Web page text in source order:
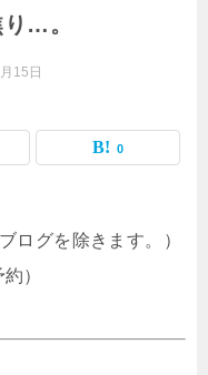
…。
15日
0
ログを除きます。）
）